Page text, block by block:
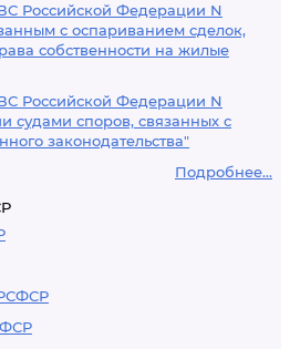
Российской Федерации N
с оспариванием сделок,
собственности на жилые
Российской Федерации N
судами споров, связанных с
законодательства"
Подробнее...